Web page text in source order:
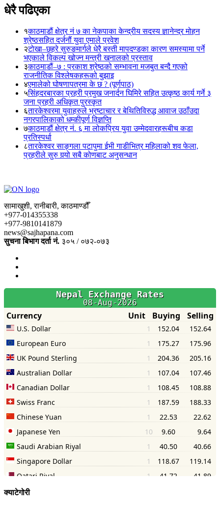
धेरै पढिएका
१काठमाडौं क्षेत्र नं ७ का नेकपाका केन्द्रीय सदस्य ज्ञानेन्द्र मोहन
श्रेष्ठसहित दर्जनौं युवा एमाले प्रवेश
२टोखा–छहरे सुरुङमार्गले धेरै बस्ती मापदण्डका कारण समस्यामा पर्ने
भएकाले विकल्प खोज्न मन्त्री खनालको प्रस्ताव
३काठमाडौं–७ : प्रकाश श्रेष्ठको सम्भावना मजबुत बन्दै गएको
राजनीतिक विश्लेषकहरूको बुझाइ
४एमालेको घोषणापत्रमा के छ ? (पूर्णपाठ)
५सिंहदरबारका प्रहरी प्रमुख जनार्दन घिमिरे सहित उत्कृष्ठ कार्य गर्ने ३
जना प्रहरी अधिकृत पुरस्कृत
६तारकेश्वरमा युवाहरुले भ्रष्टाचार र बेथितिविरुद्ध आवाज उठाँउदा
नगरपालिकाको धम्कीपूर्ण विज्ञप्ति
७काठमाडौं क्षेत्र नं. ६ मा लोकप्रिय युवा उम्मेदवारहरूबीच कडा
प्रतिस्पर्धा
८तारकेश्वर साङ्गला पटापुमा ईभी गाडीभित्र महिलाको शव फेला,
प्रहरीले सुरु गर्‍यो सबै कोणबाट अनुसन्धान
सामाखुशी, रानीबारी, काठमाण्डौँ
+977-014355338
+977-9810141879
news@sajhapana.com
सुचना बिभाग दर्ता नं. ३०५ / ०७२-०७३
क्याटेगोरी